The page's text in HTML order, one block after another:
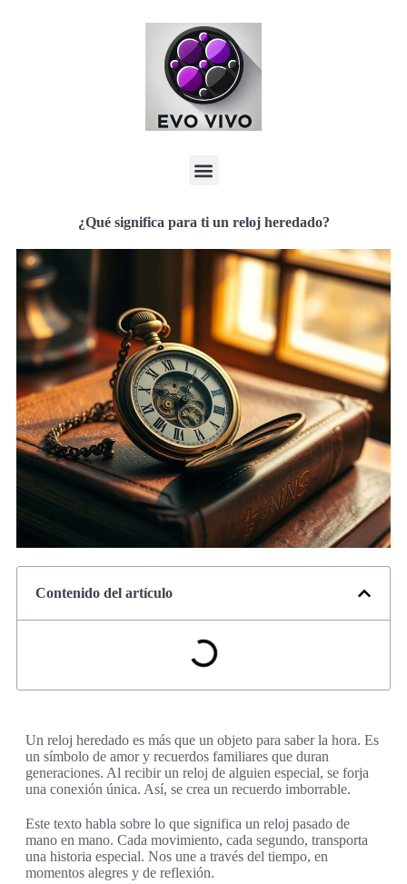
¿Qué significa para ti un reloj heredado?
Contenido del artículo
Un reloj heredado es más que un objeto para saber la hora. Es
un símbolo de amor y recuerdos familiares que duran
generaciones. Al recibir un reloj de alguien especial, se forja
una conexión única. Así, se crea un recuerdo imborrable.
Este texto habla sobre lo que significa un reloj pasado de
mano en mano. Cada movimiento, cada segundo, transporta
una historia especial. Nos une a través del tiempo, en
momentos alegres y de reflexión.